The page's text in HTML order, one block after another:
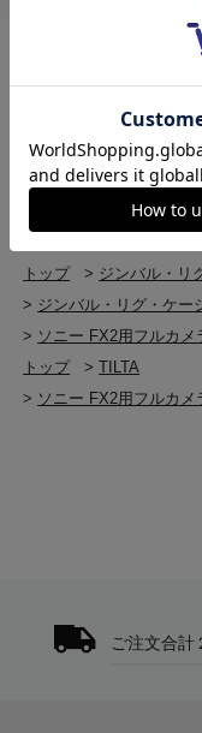
ジンバル・リ
>ソニー FX2用フルカ
ジンバル・リ
>ソニー FX2用フルカ
トップ
>ジンバル・リ
リグキット・カメラケ
トップ
> ジンバル・リ
> ジンバル・リグ・ケー
> ソニー FX2用フルカ
トップ
>TILTA
> ソニー FX2用フルカ
ご注文合計